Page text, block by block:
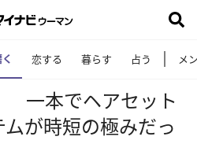
恋する 暮らす 占う メ
一本でヘアセット
が時短の極みだっ